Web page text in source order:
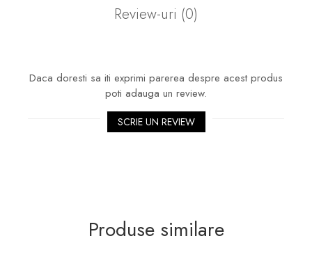
Review-uri (0)
Daca doresti sa iti exprimi parerea despre acest produs
poti adauga un review.
SCRIE UN REVIEW
Produse similare